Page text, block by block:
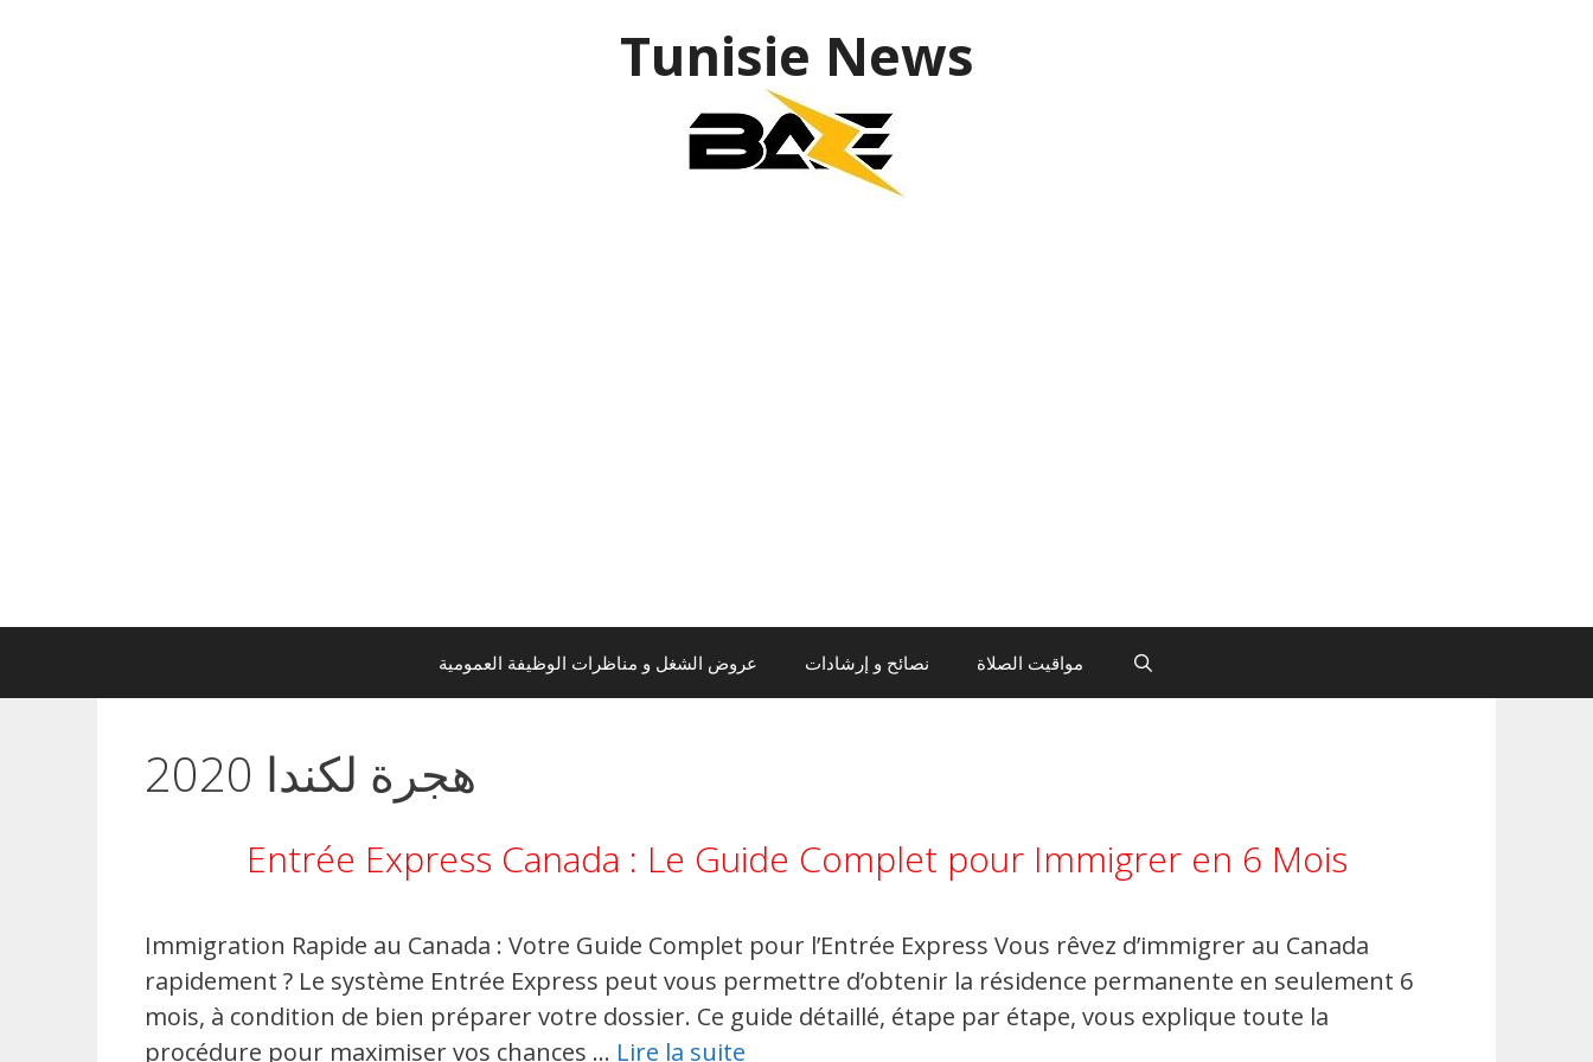
Tunisie News
عروض الشغل و مناظرات الوظيفة العمومية نصائح و إرشادات مواقيت الصلاة
هجرة لكندا 2020
Entrée Express Canada : Le Guide Complet pour Immigrer en 6 Mois
Immigration Rapide au Canada : Votre Guide Complet pour l’Entrée Express Vous rêvez d’immigrer au Canada
rapidement ? Le système Entrée Express peut vous permettre d’obtenir la résidence permanente en seulement 6
mois, à condition de bien préparer votre dossier. Ce guide détaillé, étape par étape, vous explique toute la
procédure pour maximiser vos chances … Lire la suite